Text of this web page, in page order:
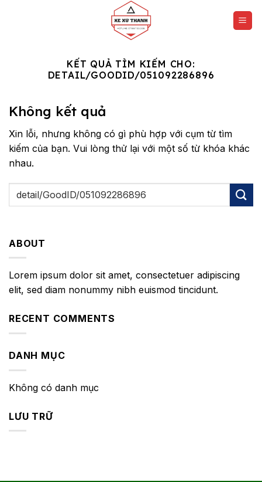
KẾT QUẢ TÌM KIẾM CHO:
DETAIL/GOODID/051092286896
Không kết quả
Xin lỗi, nhưng không có gì phù hợp với cụm từ tìm
kiếm của bạn. Vui lòng thử lại với một số từ khóa khác
nhau.
ABOUT
Lorem ipsum dolor sit amet, consectetuer adipiscing
elit, sed diam nonummy nibh euismod tincidunt.
RECENT COMMENTS
DANH MỤC
Không có danh mục
LƯU TRỮ